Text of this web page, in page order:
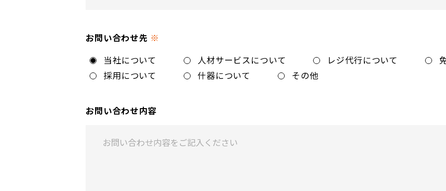
お問い合わせ先 ※
当社について
人材サービスについて レジ代行について
採用について
什器について その他
お問い合わせ内容